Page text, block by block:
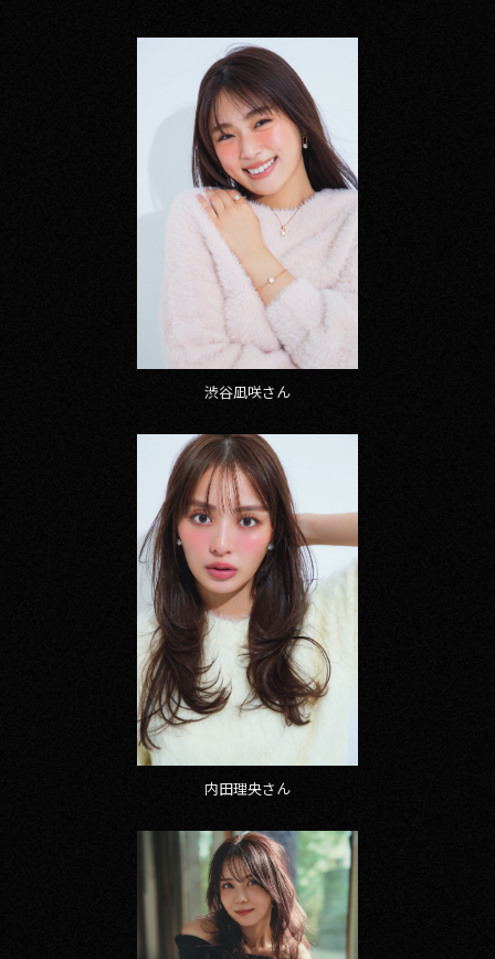
渋谷凪咲さん
内田理央さん